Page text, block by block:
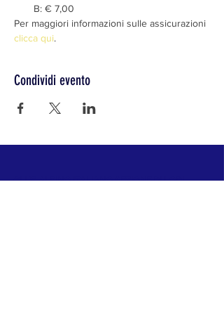
B: € 7,00
Per maggiori informazioni sulle assicurazioni
clicca qui.
Condividi evento
CLUB ALPINO ITALIANO SEZIONE DI LODI